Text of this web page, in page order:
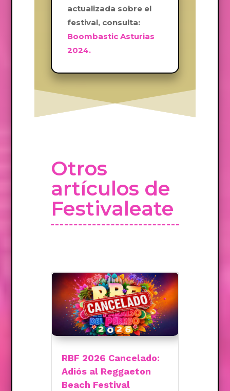
actualizada sobre el
festival, consulta:
Boombastic Asturias
2024.
Otros
artículos de
Festivaleate
RBF 2026 Cancelado:
Adiós al Reggaeton
Beach Festival